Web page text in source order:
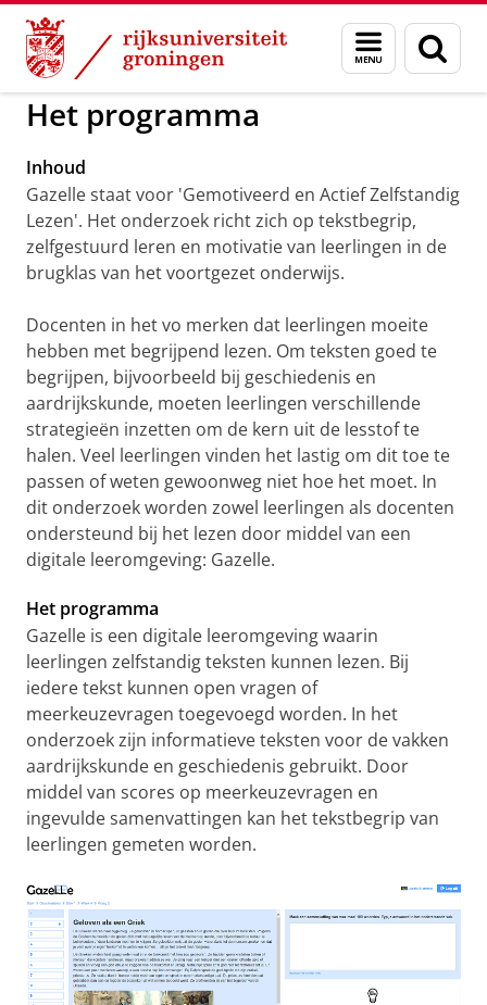
Skip
Content
Skip
Navigation
Menu
en
zoeken
GMW Gazelle
Het programma
Inhoud
Gazelle staat voor 'Gemotiveerd en Actief Zelfstandig
Lezen'. Het onderzoek richt zich op tekstbegrip,
zelfgestuurd leren en motivatie van leerlingen in de
brugklas van het voortgezet onderwijs.
Docenten in het vo merken dat leerlingen moeite
hebben met begrijpend lezen. Om teksten goed te
begrijpen, bijvoorbeeld bij geschiedenis en
aardrijkskunde, moeten leerlingen verschillende
strategieën inzetten om de kern uit de lesstof te
halen. Veel leerlingen vinden het lastig om dit toe te
passen of weten gewoonweg niet hoe het moet. In
dit onderzoek worden zowel leerlingen als docenten
ondersteund bij het lezen door middel van een
digitale leeromgeving: Gazelle.
Het programma
Gazelle is een digitale leeromgeving waarin
leerlingen zelfstandig teksten kunnen lezen. Bij
iedere tekst kunnen open vragen of
meerkeuzevragen toegevoegd worden. In het
onderzoek zijn informatieve teksten voor de vakken
aardrijkskunde en geschiedenis gebruikt. Door
middel van scores op meerkeuzevragen en
ingevulde samenvattingen kan het tekstbegrip van
leerlingen gemeten worden.